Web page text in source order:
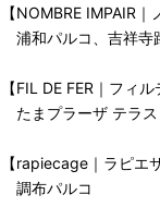
【NOMBRE IMPAIR｜
浦和パルコ、吉祥寺
【FIL DE FER｜フィル
たまプラーザ テラス
【rapiecage｜ラピエ
調布パルコ